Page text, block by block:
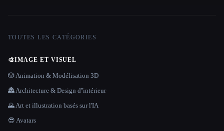
TOUTES LES CATÉGORIES
🎨IMAGE ET VISUEL
🎲 Animation & Modélisation 3D
🏯 Architecture & Design d''intérieur
🌄 Art et illustration basés sur l'IA
😎 Avatars